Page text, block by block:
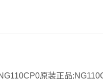
原装正品